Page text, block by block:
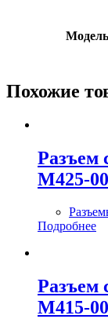
Модель
Похожие
Разъем
M425-
Подробнее
Разъем
M415-